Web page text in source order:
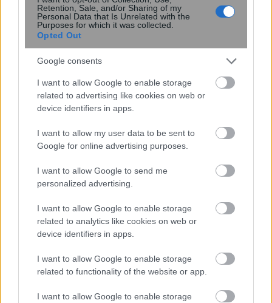
Retention, Sale, and/or Sharing of my
Personal Data that Is Unrelated with the
Purposes for which it was collected.
Opted Out
Google consents
I want to allow Google to enable storage
related to advertising like cookies on web or
device identifiers in apps.
I want to allow my user data to be sent to
Google for online advertising purposes.
I want to allow Google to send me
personalized advertising.
I want to allow Google to enable storage
related to analytics like cookies on web or
device identifiers in apps.
I want to allow Google to enable storage
related to functionality of the website or app.
I want to allow Google to enable storage
Νέα χημική αντίδραση με οξυγόνο και
μόνο νερό ως απόβλητο